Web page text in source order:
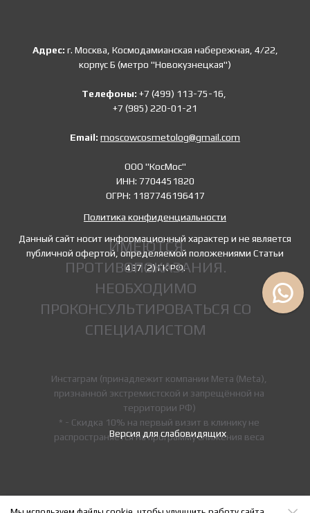
Адрес: г. Москва, Космодамианская набережная, 4/22,
корпус Б (метро "Новокузнецкая")
Телефоны: +7 (499) 113-75-16,
+7 (985) 220-01-21
Email: moscowcosmetolog@gmail.com
ООО "КосМос"
ИНН: 7704451820
ОГРН: 1187746196417
Политика конфиденциальности
Данный сайт носит информационный характер и не является
публичной офертой, определяемой положениями Статьи
437 (2) ГК РФ.
Версия для слабовидящих
Инстаграм (принадлежит компании Мета (Meta),
признанной экстремистской и запрещённой на
территории РФ)
* - Скидка 10% на первый визит в клинику не
распространяется на программу снижения веса
ИМЕЮТСЯ
ПРОТИВОПОКАЗАНИЯ.
НЕОБХОДИМО
ПРОКОНСУЛЬТИРОВАТЬСЯ СО
СПЕЦИАЛИСТОМ